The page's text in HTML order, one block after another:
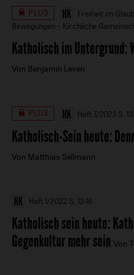
PLUS
Freiheit im
Bewegungen – Kirchliche
Katholisch im Untergrund:
Von Benjamin Leven
PLUS Heft 7/2023 S.
Katholisch-Sein heute:
Von Matthias Sellmann
Heft 1/2022 S. 13-16
Katholisch sein heute:
Gegenkultur mehr sein Von